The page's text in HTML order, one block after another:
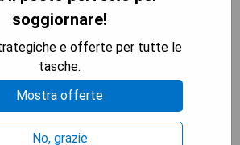
Beach - Beachfront
soggiornare!
e offerte per tutte le
tasche.
Mostra offerte
No, grazie